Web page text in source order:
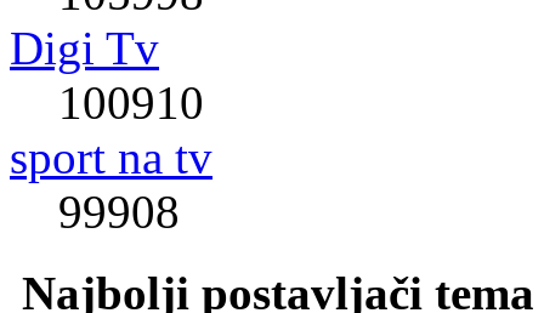
Digi Tv
100910
sport na tv
99908
Najbolji postavljači tema